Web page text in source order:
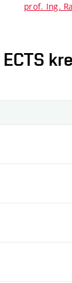
prof. Ing.